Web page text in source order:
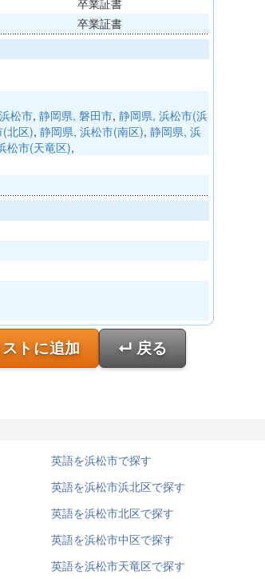
卒業証書
卒業証書
松市, 静岡県, 磐田市, 静岡県, 浜松市(浜
北区), 静岡県, 浜松市(南区), 静岡県, 浜
松市(天竜区),
トに追加 ↵ 戻る
英語を浜松市で探す
英語を浜松市浜北区で探す
英語を浜松市北区で探す
英語を浜松市中区で探す
英語を浜松市天竜区で探す